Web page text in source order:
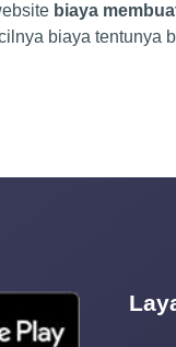
biaya
biaya tentunya